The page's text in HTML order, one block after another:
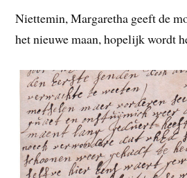
Niettemin, Margaretha geeft de
het nieuwe maan, hopelijk wordt